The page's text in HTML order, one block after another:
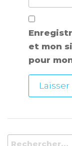
et mon
pour